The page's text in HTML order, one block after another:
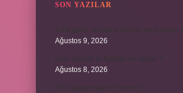
SON YAZILAR
Ağustos 9, 2026
Ağustos 8, 2026